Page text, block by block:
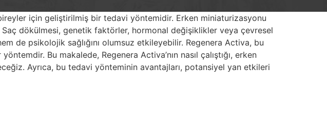
için geliştirilmiş bir tedavi yöntemidir. Erken miniaturizasyonu
dökülmesi, genetik faktörler, hormonal değişiklikler veya çevresel
de psikolojik sağlığını olumsuz etkileyebilir. Regenera Activa, bu
Bu makalede, Regenera Activa’nın nasıl çalıştığı, erken
Ayrıca, bu tedavi yönteminin avantajları, potansiyel yan etkileri